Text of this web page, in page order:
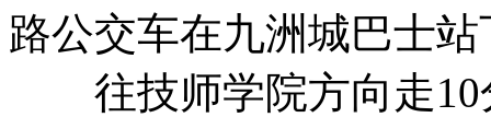
路公交车在九洲城巴士站
往技师学院方向走10